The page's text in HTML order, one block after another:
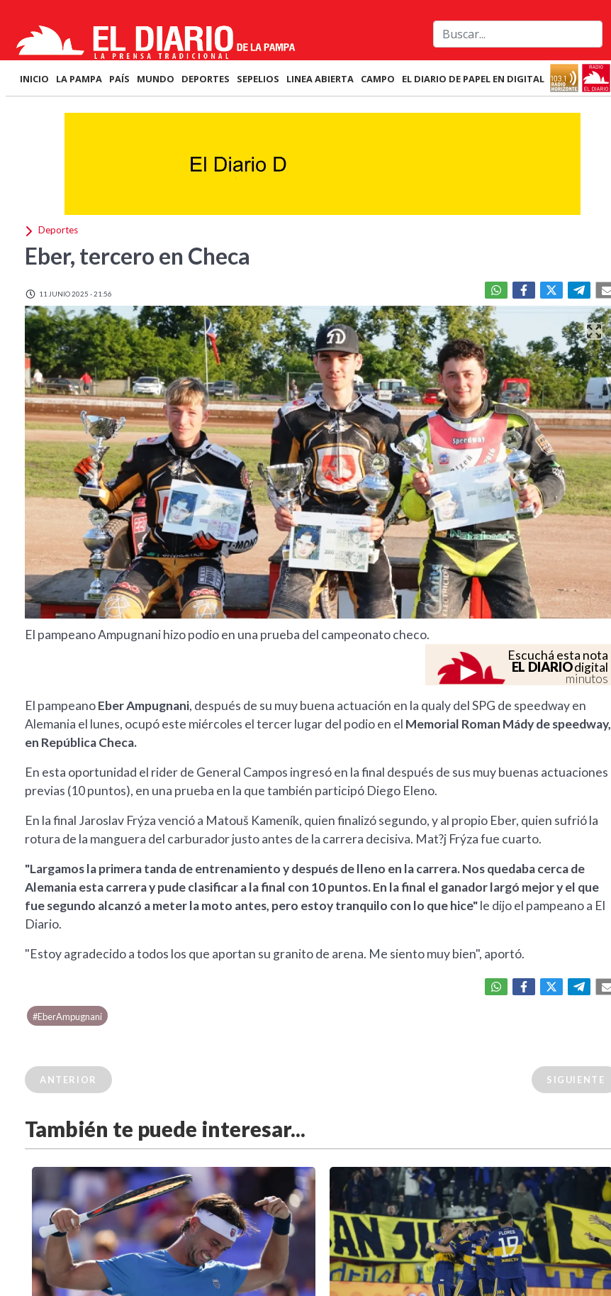
INICIO LA PAMPA PAÍS MUNDO DEPORTES SEPELIOS LINEA ABIERTA CAMPO EL DIARIO DE PAPEL EN DIGITAL
Deportes
Eber, tercero en Checa
11 JUNIO 2025 - 21:56
El pampeano Ampugnani hizo podio en una prueba del campeonato checo.
Escuchá esta nota
EL DIARIOdigital
minutos
El pampeanoEber Ampugnani, después de su muy buena actuación en la qualy del SPG de speedway en
Alemania el lunes, ocupó este miércoles el tercer lugar del podio en el Memorial Roman Mády de speedway,
en República Checa.
En esta oportunidad el rider de General Campos ingresó en la final después de sus muy buenas actuaciones
previas (10 puntos), en una prueba en la que también participó Diego Eleno.
En la final Jaroslav Frýza venció a Matouš Kameník, quien finalizó segundo, y al propio Eber, quien sufrió la
rotura de la manguera del carburador justo antes de la carrera decisiva. Mat?j Frýza fue cuarto.
"Largamos la primera tanda de entrenamiento y después de lleno en la carrera. Nos quedaba cerca de
Alemania esta carrera y pude clasificar a la final con 10 puntos. En la final el ganador largó mejor y el que
fue segundo alcanzó a meter la moto antes, pero estoy tranquilo con lo que hice"le dijo el pampeano a El
Diario.
"Estoy agradecido a todos los que aportan su granito de arena. Me siento muy bien", aportó.
#EberAmpugnani
ANTERIOR SIGUIENTE
También te puede interesar...